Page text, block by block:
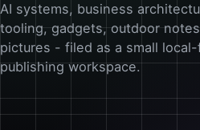
AI systems, business
tooling, gadgets, outdoor
pictures - filed as a small
publishing workspace.